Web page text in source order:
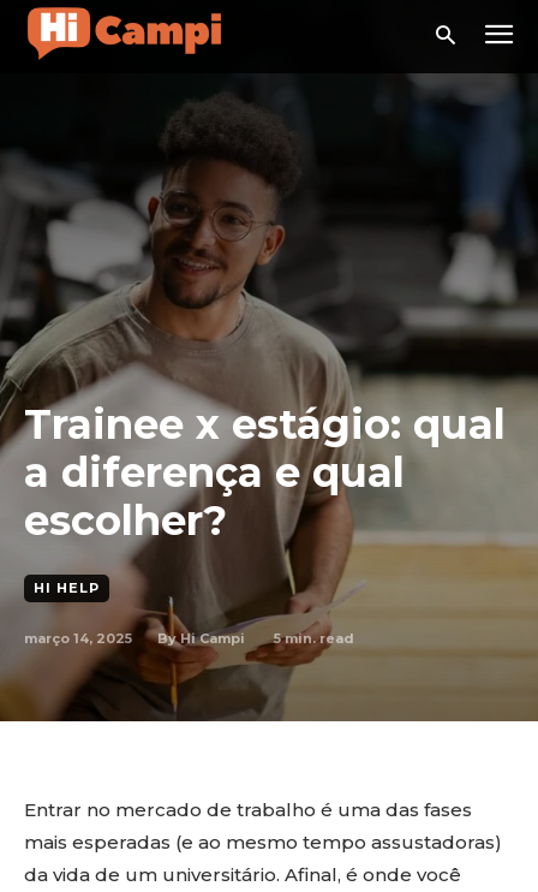
Trainee x estágio: qual
a diferença e qual
escolher?
HI HELP
março 14, 2025 By Hi Campi 5min. read
Entrar no mercado de trabalho é uma das fases
mais esperadas (e ao mesmo tempo assustadoras)
da vida de um universitário. Afinal, é onde você